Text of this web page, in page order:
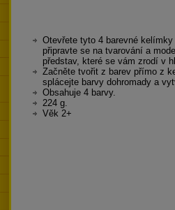
Otevřete tyto 4 barevné
připravte se na tvarování a
představ, které se vám zrodí v
Začněte tvořit z barev přímo z
splácejte barvy dohromady a
Obsahuje 4 barvy.
224 g.
Věk 2+